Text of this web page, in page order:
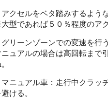
アクセルをベタ踏みするよう
型であれば５０％程度のア
グリーンゾーンでの変速を行う
ニュアルの場合は高回転まで
マニュアル車：走行中クラ
避ける。